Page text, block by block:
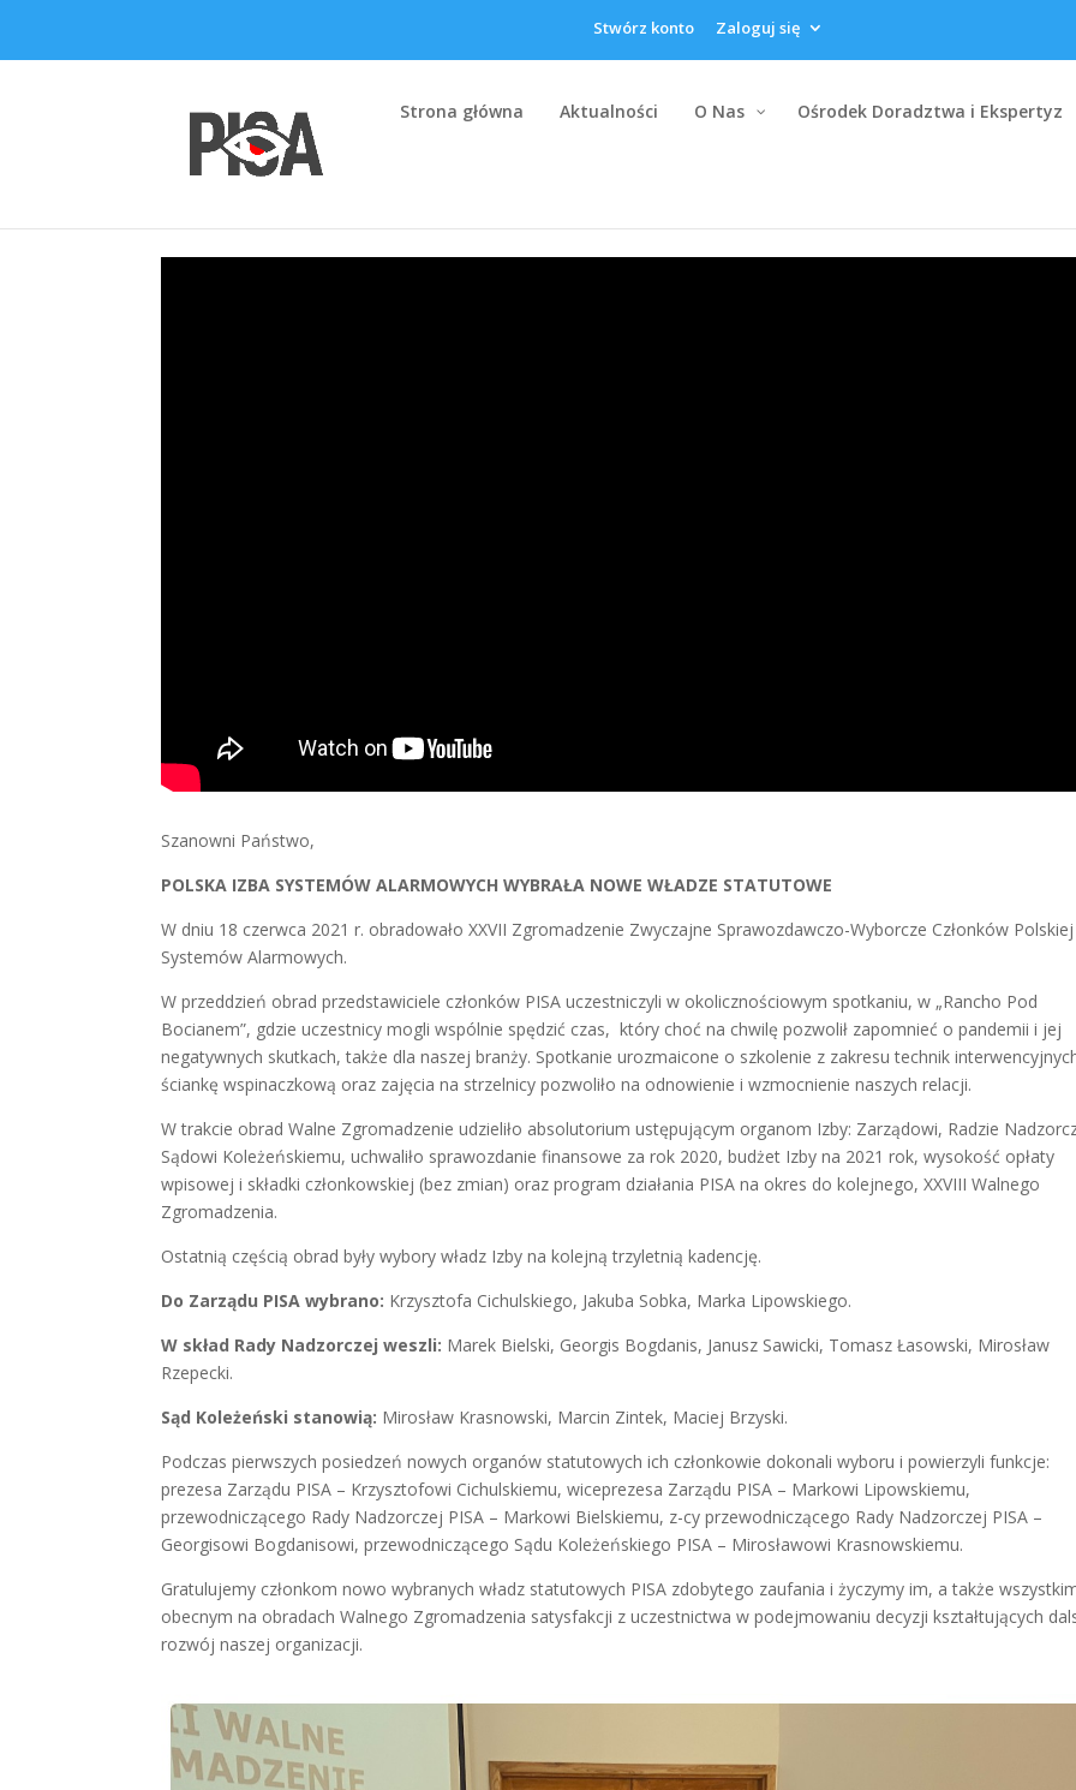
Stwórz konto Zaloguj się
Strona główna Aktualności O Nas Ośrodek Doradztwa i Ekspertyz
Szanowni Państwo,
POLSKA IZBA SYSTEMÓW ALARMOWYCH WYBRAŁA NOWE WŁADZE STATUTOWE
W dniu 18 czerwca 2021 r. obradowało XXVII Zgromadzenie Zwyczajne Sprawozdawczo-Wyborcze Członków
Systemów Alarmowych.
W przeddzień obrad przedstawiciele członków PISA uczestniczyli w okolicznościowym spotkaniu, w „Rancho Pod
Bocianem”, gdzie uczestnicy mogli wspólnie spędzić czas, który choć na chwilę pozwolił zapomnieć o pandemii i jej
negatywnych skutkach, także dla naszej branży. Spotkanie urozmaicone o szkolenie z zakresu technik
ściankę wspinaczkową oraz zajęcia na strzelnicy pozwoliło na odnowienie i wzmocnienie naszych relacji.
W trakcie obrad Walne Zgromadzenie udzieliło absolutorium ustępującym organom Izby: Zarządowi, Radzie
Sądowi Koleżeńskiemu, uchwaliło sprawozdanie finansowe za rok 2020, budżet Izby na 2021 rok, wysokość opłaty
wpisowej i składki członkowskiej (bez zmian) oraz program działania PISA na okres do kolejnego, XXVIII Walnego
Zgromadzenia.
Ostatnią częścią obrad były wybory władz Izby na kolejną trzyletnią kadencję.
Do Zarządu PISA wybrano: Krzysztofa Cichulskiego, Jakuba Sobka, Marka Lipowskiego.
W skład Rady Nadzorczej weszli: Marek Bielski, Georgis Bogdanis, Janusz Sawicki, Tomasz Łasowski, Mirosław
Rzepecki.
Sąd Koleżeński stanowią: Mirosław Krasnowski, Marcin Zintek, Maciej Brzyski.
Podczas pierwszych posiedzeń nowych organów statutowych ich członkowie dokonali wyboru i powierzyli funkcje:
prezesa Zarządu PISA – Krzysztofowi Cichulskiemu, wiceprezesa Zarządu PISA – Markowi Lipowskiemu,
przewodniczącego Rady Nadzorczej PISA – Markowi Bielskiemu, z-cy przewodniczącego Rady Nadzorczej PISA –
Georgisowi Bogdanisowi, przewodniczącego Sądu Koleżeńskiego PISA – Mirosławowi Krasnowskiemu.
Gratulujemy członkom nowo wybranych władz statutowych PISA zdobytego zaufania i życzymy im, a także
obecnym na obradach Walnego Zgromadzenia satysfakcji z uczestnictwa w podejmowaniu decyzji kształtujących
rozwój naszej organizacji.